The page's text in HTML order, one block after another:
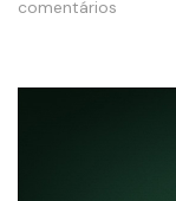
comentários